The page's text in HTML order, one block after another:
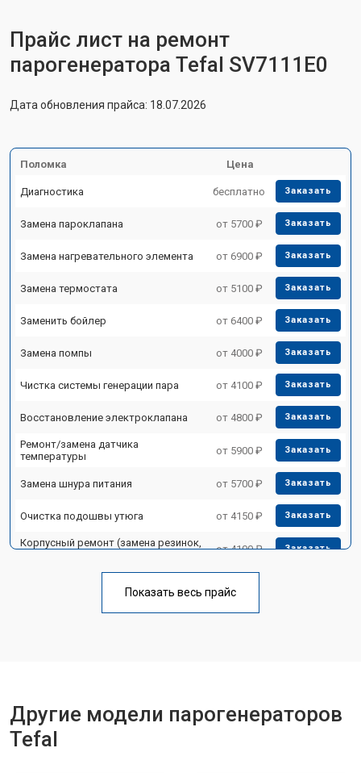
Прайс лист на ремонт
парогенератора Tefal SV7111E0
Дата обновления прайса: 18.07.2026
Поломка Цена
Диагностика бесплатно Заказать
Замена пароклапана от 5700 ₽ Заказать
Замена нагревательного элемента от 6900 ₽ Заказать
Замена термостата от 5100 ₽ Заказать
Заменить бойлер от 6400 ₽ Заказать
Замена помпы от 4000 ₽ Заказать
Чистка системы генерации пара от 4100 ₽ Заказать
Восстановление электроклапана от 4800 ₽ Заказать
Ремонт/замена датчика
температуры
от 5900 ₽ Заказать
Замена шнура питания от 5700 ₽ Заказать
Очистка подошвы утюга от 4150 ₽ Заказать
Корпусный ремонт (замена резинок,
от 4100 ₽ Заказать
Замена клапана давления от 5850 ₽
Показать весь прайс
Другие модели парогенераторов
Tefal